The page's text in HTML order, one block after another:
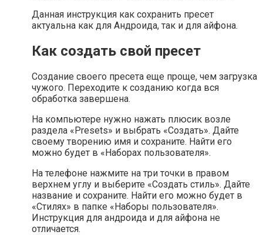
Данная инструкция как сохранить пресет
актуальна как для Андроида, так и для айфона.
Как создать свой пресет
Создание своего пресета еще проще, чем загрузка
чужого. Переходите к созданию когда вся
обработка завершена.
На компьютере нужно нажать плюсик возле
раздела «Presets» и выбрать «Создать». Дайте
своему творению имя и сохраните. Найти его
можно будет в «Наборах пользователя».
На телефоне нажмите на три точки в правом
верхнем углу и выберите «Создать стиль». Дайте
название и сохраните. Найти его можно будет в
«Стилях» в папке «Наборы пользователя».
Инструкция для андроида и для айфона не
отличается.